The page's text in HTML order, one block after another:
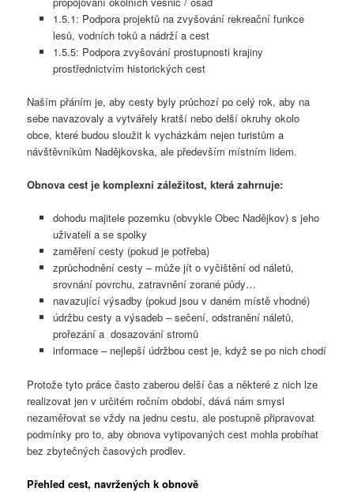
1.5.1: Podpora projektů na zvyšování rekreační funkce
lesů, vodních toků a nádrží a cest
1.5.5: Podpora zvyšování prostupnosti krajiny
prostřednictvím historických cest
Naším přáním je, aby cesty byly průchozí po celý rok, aby na
sebe navazovaly a vytvářely kratší nebo delší okruhy okolo
obce, které budou sloužit k vycházkám nejen turistům a
návštěvníkům Nadějkovska, ale především místním lidem.
Obnova cest je komplexní záležitost, která zahrnuje:
dohodu majitele pozemku (obvykle Obec Nadějkov) s jeho
uživateli a se spolky
zaměření cesty (pokud je potřeba)
zprůchodnění cesty – může jít o vyčištění od náletů,
srovnání povrchu, zatravnění zorané půdy…
navazující výsadby (pokud jsou v daném místě vhodné)
údržbu cesty a výsadeb – sečení, odstranění náletů,
prořezání a dosazování stromů
informace – nejlepší údržbou cest je, když se po nich chodí
Protože tyto práce často zaberou delší čas a některé z nich lze
realizovat jen v určitém ročním období, dává nám smysl
nezaměřovat se vždy na jednu cestu, ale postupně připravovat
podmínky pro to, aby obnova vytipovaných cest mohla probíhat
bez zbytečných časových prodlev.
Přehled cest, navržených k obnově